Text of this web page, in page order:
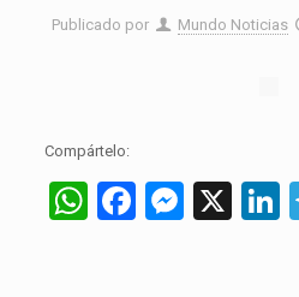
Publicado por Mundo Noticias
Compártelo:
WhatsApp
Facebook
X